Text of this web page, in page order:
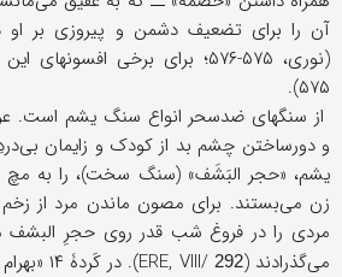
آن را برای تضعیف دشمن و پیروزی بر او
(نوری، ۵۷۵-۵۷۶؛ برای برخی
۵۷۵).
از سنگهای ضدسحر انواع سنگ یشم است.
و دورساختن چشم بد از کودک و زایمان
یشم، «حجر البَشَف» (سنگ سخت)، را به
زن می‌بستند. برای مصون ماندن مرد از
مردی را در فروغ شب قدر روی حجرِ البشف
می‌گذرادند (ERE, VIII/292
). در